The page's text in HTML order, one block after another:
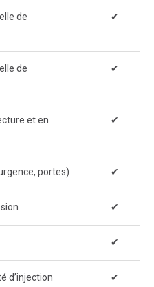
de
✔
de
✔
et en
✔
portes) ✔
✔
✔
d’injection ✔